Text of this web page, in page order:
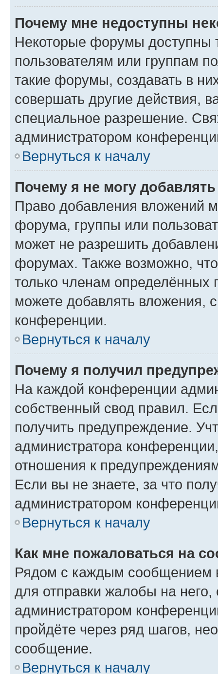
Почему мне недоступны
Некоторые форумы доступны
пользователям или группам
такие форумы, создавать в
совершать другие действия,
специальное разрешение.
администратором
Вернуться к началу
Почему я не могу
Право добавления вложений
форума, группы или
может не разрешить
форумах. Также возможно,
только членам определённых
можете добавлять вложения,
конференции.
Вернуться к началу
Почему я получил
На каждой конференции
собственный свод правил.
получить предупреждение.
администратора
отношения к
Если вы не знаете, за что
администратором
Вернуться к началу
Как мне пожаловаться на
Рядом с каждым сообщением
для отправки жалобы на
администратором
пройдёте через ряд шагов,
сообщение.
Вернуться к началу